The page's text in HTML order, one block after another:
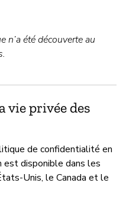
n’a été découverte au
vie privée des
de confidentialité en
est disponible dans les
Unis, le Canada et le